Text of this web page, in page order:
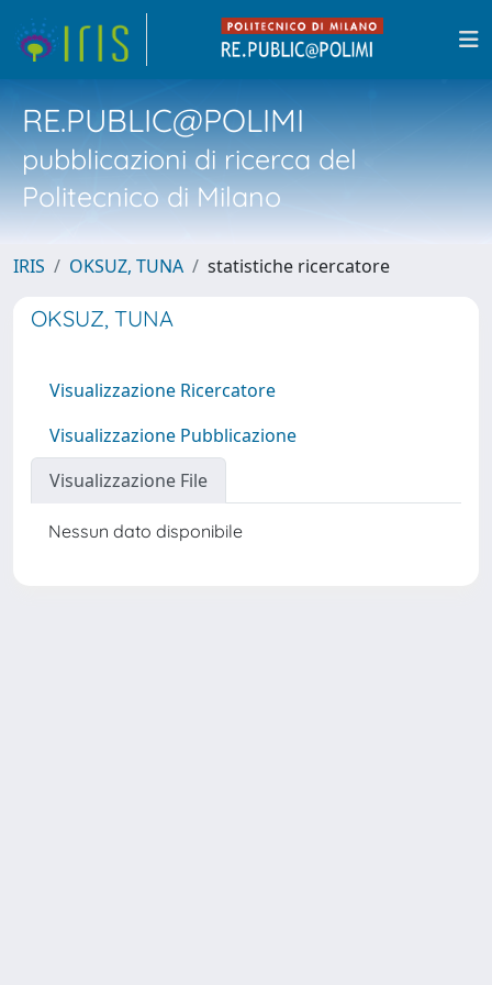
RE.PUBLIC@POLIMI
pubblicazioni di ricerca del
Politecnico di Milano
IRIS OKSUZ, TUNA statistiche ricercatore
OKSUZ, TUNA
Visualizzazione Ricercatore
Visualizzazione Pubblicazione
Visualizzazione File
Nessun dato disponibile